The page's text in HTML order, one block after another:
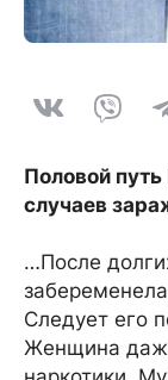
Половой
случаев
…После
Следует его
Женщина